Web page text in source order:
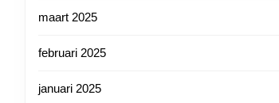
maart 2025
februari 2025
januari 2025